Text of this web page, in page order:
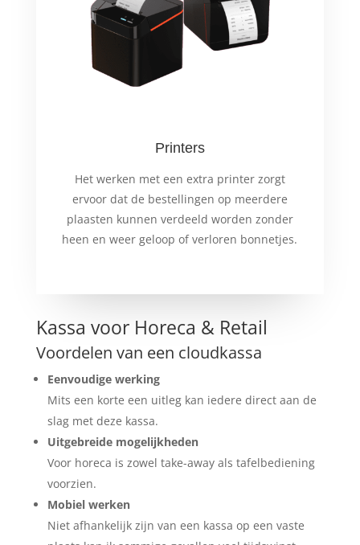
Printers
Het werken met een extra printer zorgt
ervoor dat de bestellingen op meerdere
plaasten kunnen verdeeld worden zonder
heen en weer geloop of verloren bonnetjes.
Kassa voor Horeca & Retail
Voordelen van een cloudkassa
Eenvoudige werking
Mits een korte een uitleg kan iedere direct aan de
slag met deze kassa.
Uitgebreide mogelijkheden
Voor horeca is zowel take-away als tafelbediening
voorzien.
Mobiel werken
Niet afhankelijk zijn van een kassa op een vaste